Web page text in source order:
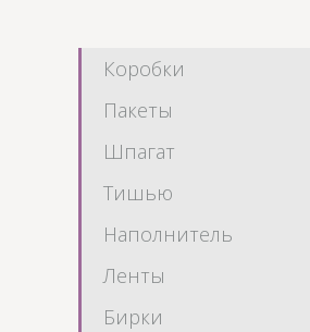
Коробки
Пакеты
Шпагат
Тишью
Наполнитель
Ленты
Бирки